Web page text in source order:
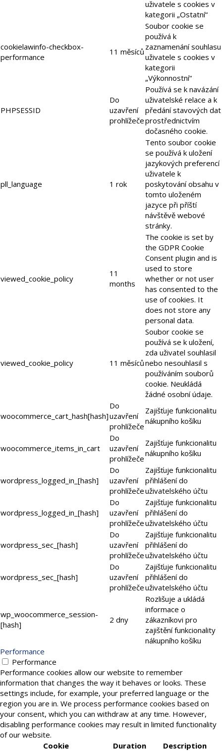
uživatele s cookies v
kategorii „Ostatní“
cookielawinfo-checkbox-
performance
11 měsíců
Soubor cookie se
používá k
zaznamenání souhlasu
uživatele s cookies v
kategorii
„Výkonnostní“
PHPSESSID
Do
uzavření
prohlížeče
Používá se k navázání
uživatelské relace a k
předání stavových dat
prostřednictvím
dočasného cookie.
pll_language 1 rok
Tento soubor cookie
se používá k uložení
jazykových preferencí
uživatele k
poskytování obsahu v
tomto uloženém
jazyce při příští
návštěvě webové
stránky.
viewed_cookie_policy
11
months
The cookie is set by
the GDPR Cookie
Consent plugin and is
used to store
whether or not user
has consented to the
use of cookies. It
does not store any
personal data.
viewed_cookie_policy 11 měsíců
Soubor cookie se
používá se k uložení,
zda uživatel souhlasil
nebo nesouhlasil s
používáním souborů
cookie. Neukládá
žádné osobní údaje.
woocommerce_cart_hash[hash]
Do
uzavření
prohlížeče
Zajišťuje funkcionalitu
nákupního košíku
woocommerce_items_in_cart
Do
uzavření
prohlížeče
Zajišťuje funkcionalitu
nákupního košíku
wordpress_logged_in_[hash]
Do
uzavření
prohlížeče
Zajišťuje funkcionalitu
přihlášení do
uživatelského účtu
wordpress_logged_in_[hash]
Do
uzavření
prohlížeče
Zajišťuje funkcionalitu
přihlášení do
uživatelského účtu
wordpress_sec_[hash]
Do
uzavření
prohlížeče
Zajišťuje funkcionalitu
přihlášení do
uživatelského účtu
wordpress_sec_[hash]
Do
uzavření
prohlížeče
Zajišťuje funkcionalitu
přihlášení do
uživatelského účtu
wp_woocommerce_session-
[hash]
2 dny
Rozlišuje a ukládá
informace o
zákazníkovi pro
zajištění funkcionality
nákupního košíku
Performance
Performance
Performance cookies allow our website to remember
information that changes the way it behaves or looks. These
settings include, for example, your preferred language or the
region you are in. We process performance cookies based on
your consent, which you can withdraw at any time. However,
disabling performance cookies may result in limited functionality
of our website.
Cookie
Duration Description